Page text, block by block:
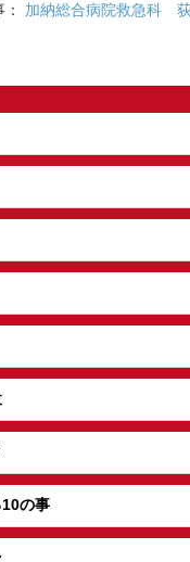
加納総合病院救急科
の事